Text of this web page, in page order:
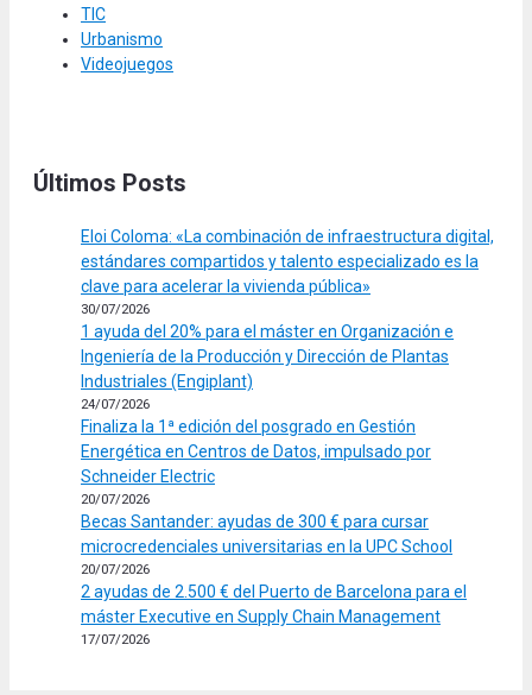
TIC
Urbanismo
Videojuegos
Últimos Posts
Eloi Coloma: «La combinación de infraestructura digital,
estándares compartidos y talento especializado es la
clave para acelerar la vivienda pública»
30/07/2026
1 ayuda del 20% para el máster en Organización e
Ingeniería de la Producción y Dirección de Plantas
Industriales (Engiplant)
24/07/2026
Finaliza la 1ª edición del posgrado en Gestión
Energética en Centros de Datos, impulsado por
Schneider Electric
20/07/2026
Becas Santander: ayudas de 300 € para cursar
microcredenciales universitarias en la UPC School
20/07/2026
2 ayudas de 2.500 € del Puerto de Barcelona para el
máster Executive en Supply Chain Management
17/07/2026